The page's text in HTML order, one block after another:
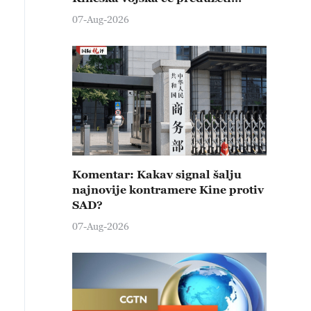
čvrste kontramere protiv svih
provokativnih pokušaja
izazivanja nemira
07-Aug-2026
Komentar: Kakav signal šalju
najnovije kontramere Kine protiv
SAD?
07-Aug-2026